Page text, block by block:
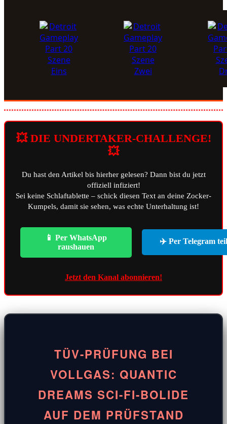
💥 DIE UNDERTAKER-CHALLENGE!
💥
Du hast den Artikel bis hierher gelesen? Dann bist du jetzt
offiziell infiziert!
Sei keine Schlaftablette – schick diesen Text an deine Zocker-
Kumpels, damit sie sehen, was echte Unterhaltung ist!
📱 Per WhatsApp
raushauen
✈️ Per Telegram
Jetzt den Kanal abonnieren!
TÜV-PRÜFUNG BEI
VOLLGAS: QUANTIC
DREAMS SCI-FI-BOLIDE
AUF DEM PRÜFSTAND